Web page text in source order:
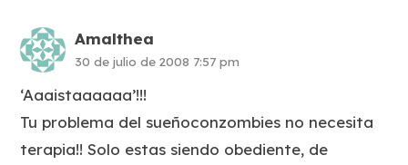
Amalthea
30 de julio de 2008 7:57 pm
‘Aaaistaaaaaa’!!!
Tu problema del sueñoconzombies no necesita
terapia!! Solo estas siendo obediente, de